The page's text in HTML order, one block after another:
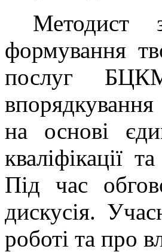
Методист
формування
послуг
на основі
кваліфікації
Під час
дискусія.
роботі та про